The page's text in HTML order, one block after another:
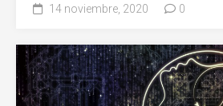
14 noviembre, 2020 0